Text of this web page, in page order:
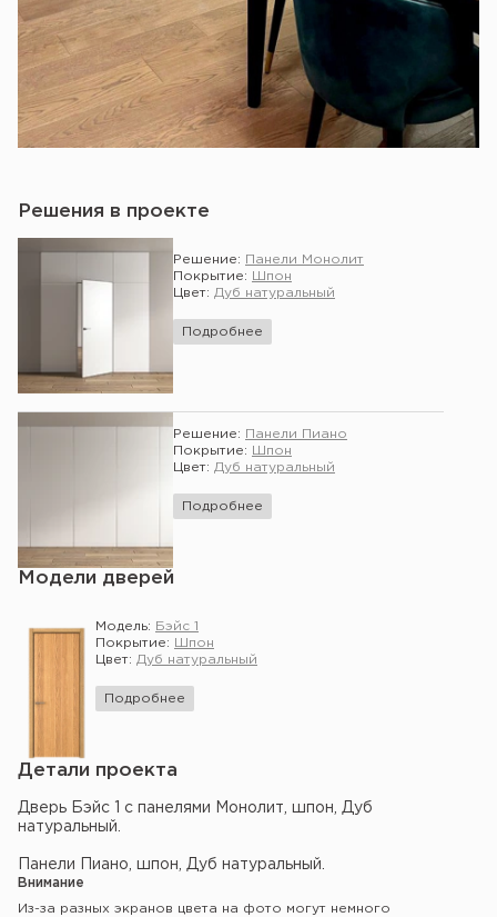
Решения в проекте
Решение:
Панели Монолит
Покрытие:
Шпон
Цвет: Дуб натуральный
Подробнее
Решение:
Панели Пиано
Покрытие:
Шпон
Цвет: Дуб натуральный
Подробнее
Модели дверей
Модель:
Бэйс 1
Покрытие:
Шпон
Цвет: Дуб натуральный
Подробнее
Детали проекта
Дверь Бэйс 1 с панелями Монолит, шпон, Дуб
натуральный.
Панели Пиано, шпон, Дуб натуральный.
Внимание
Из-за разных экранов цвета на фото могут немного